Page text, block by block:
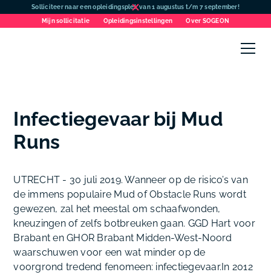
Solliciteer naar een opleidingsplek van 1 augustus t/m 7 september!
Mijn sollicitatie
Opleidingsinstellingen Over SOGEON
Infectiegevaar bij Mud
Runs
UTRECHT - 30 juli 2019. Wanneer op de risico’s van
de immens populaire Mud of Obstacle Runs wordt
gewezen, zal het meestal om schaafwonden,
kneuzingen of zelfs botbreuken gaan. GGD Hart voor
Brabant en GHOR Brabant Midden-West-Noord
waarschuwen voor een wat minder op de
voorgrond tredend fenomeen: infectiegevaar.In 2012